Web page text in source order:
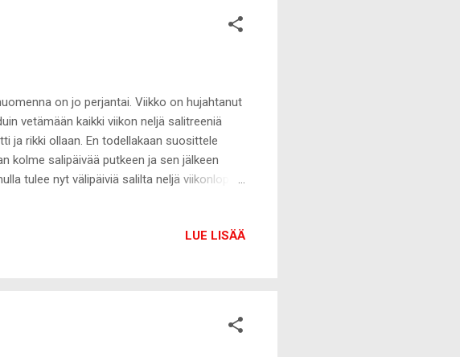
on jo perjantai. Viikko on hujahtanut
vetämään kaikki viikon neljä salitreeniä
ja rikki ollaan. En todellakaan suosittele
kolme salipäivää putkeen ja sen jälkeen
tulee nyt välipäiviä salilta neljä viikonlopun
yöelämässäkin :-) Nykyään blogeissa pöyrii
LUE LISÄÄ